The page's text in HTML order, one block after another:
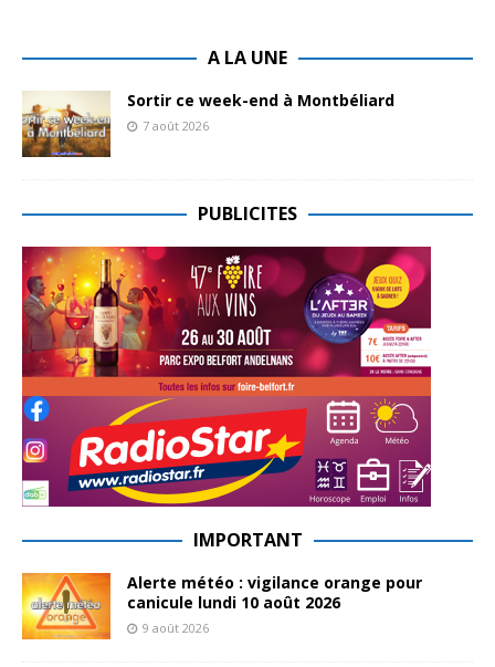
A LA UNE
Sortir ce week-end à Montbéliard
7 août 2026
PUBLICITES
IMPORTANT
Alerte météo : vigilance orange pour
canicule lundi 10 août 2026
9 août 2026